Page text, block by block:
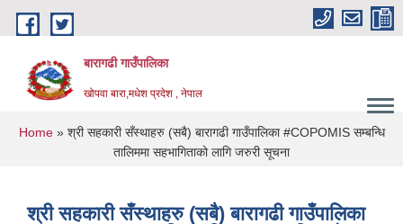
Skip to main content
बारागढी गाउँपालिका
खोपवा बारा,मधेश प्रदेश , नेपाल
You are here
Home» श्री सहकारी सँस्थाहरु (सबै) बारागढी गाउँपालिका #COPOMIS सम्बन्धि
तालिममा सहभागिताको लागि जरुरी सूचना
श्री सहकारी सँस्थाहरु (सबै) बारागढी गाउँपालिका